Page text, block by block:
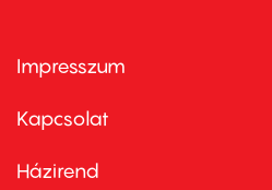
Footer
first
Impresszum
Kapcsolat
Footer
Házirend